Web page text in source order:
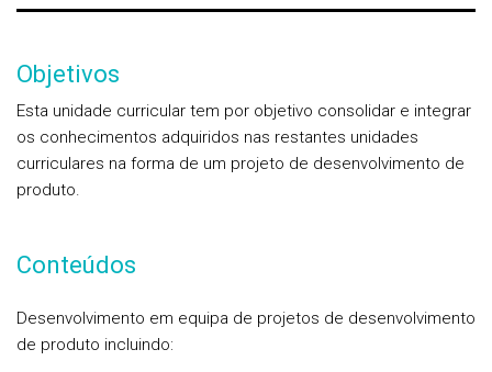
Objetivos
Esta unidade curricular tem por objetivo consolidar e integrar
os conhecimentos adquiridos nas restantes unidades
curriculares na forma de um projeto de desenvolvimento de
produto.
Conteúdos
Desenvolvimento em equipa de projetos de desenvolvimento
de produto incluindo: